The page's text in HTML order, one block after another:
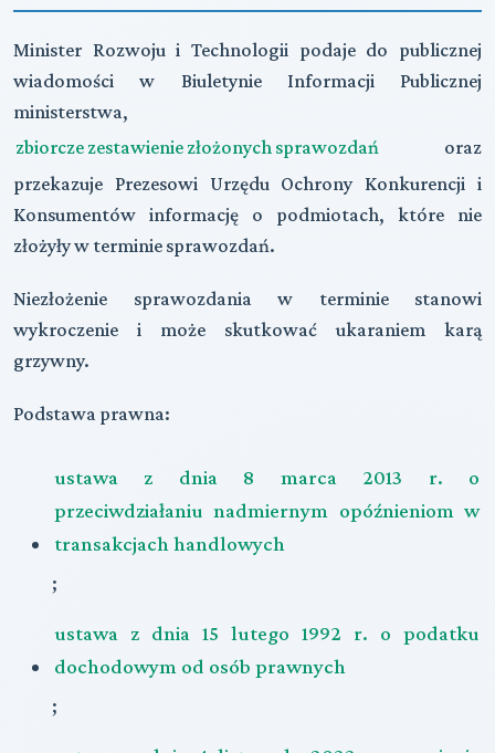
Minister Rozwoju i Technologii podaje do publicznej
wiadomości w Biuletynie Informacji Publicznej
ministerstwa,
zbiorcze zestawienie złożonych sprawozdań
oraz
przekazuje Prezesowi Urzędu Ochrony Konkurencji i
Konsumentów informację o podmiotach, które nie
złożyły w terminie sprawozdań.
Niezłożenie sprawozdania w terminie stanowi
wykroczenie i może skutkować ukaraniem karą
grzywny.
Podstawa prawna:
ustawa z dnia 8 marca 2013 r. o
przeciwdziałaniu nadmiernym opóźnieniom w
transakcjach handlowych
;
ustawa z dnia 15 lutego 1992 r. o podatku
dochodowym od osób prawnych
;